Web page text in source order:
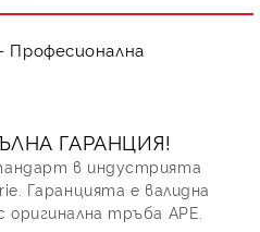
Професионална
ГАРАНЦИЯ!
в индустрията
. Гаранцията е валидна
оригинална тръба APE.